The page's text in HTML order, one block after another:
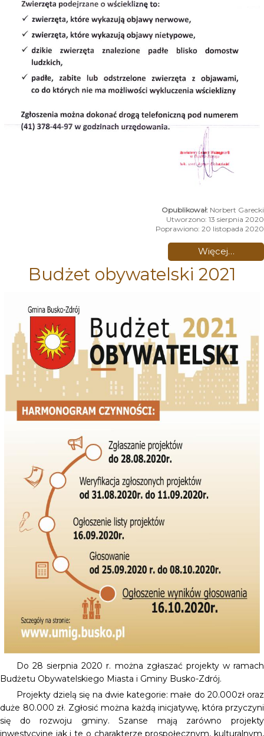
Norbert Garecki
Utworzono: 13 sierpnia 2020
Poprawiono: 20 listopada 2020
Więcej…
Budżet obywatelski 2021
Do 28 sierpnia 2020 r. można zgłaszać projekty w ramach
Budżetu Obywatelskiego Miasta i Gminy Busko-Zdrój.
Projekty dzielą się na dwie kategorie: małe do 20.000zł oraz
duże 80.000 zł. Zgłosić można każdą inicjatywę, która przyczyni
się do rozwoju gminy. Szanse mają zarówno projekty
inwestycyjne jak i te o charakterze prospołecznym, kulturalnym,